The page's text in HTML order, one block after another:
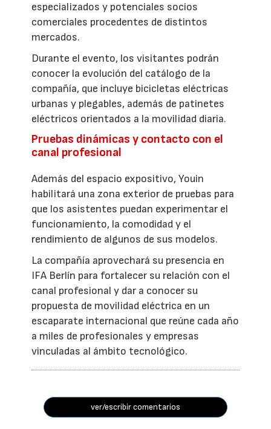
especializados y potenciales socios
comerciales procedentes de distintos
mercados.
Durante el evento, los visitantes podrán
conocer la evolución del catálogo de la
compañía, que incluye bicicletas eléctricas
urbanas y plegables, además de patinetes
eléctricos orientados a la movilidad diaria.
Pruebas dinámicas y contacto con el
canal profesional
Además del espacio expositivo, Youin
habilitará una zona exterior de pruebas para
que los asistentes puedan experimentar el
funcionamiento, la comodidad y el
rendimiento de algunos de sus modelos.
La compañía aprovechará su presencia en
IFA Berlín para fortalecer su relación con el
canal profesional y dar a conocer su
propuesta de movilidad eléctrica en un
escaparate internacional que reúne cada año
a miles de profesionales y empresas
vinculadas al ámbito tecnológico.
ver/escribir comentarios